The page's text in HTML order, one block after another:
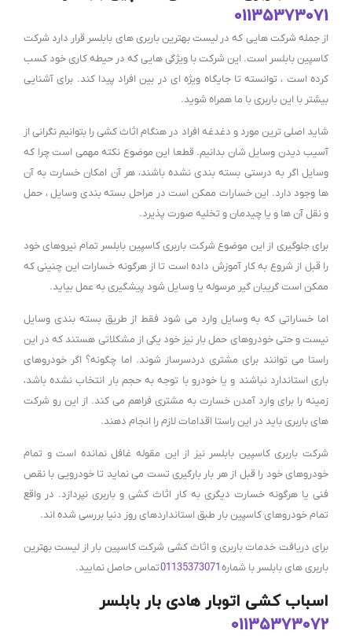
01135373071
از جمله شرکت هایی که در لیست بهترین باربری های بابلسر قرار دارد شرکت
کاسپین بابلسر است. این شرکت با ویژگی هایی که در حیطه کاری خود کسب
کرده است ، توانسته تا جایگاه ویژه ای در بین افراد پیدا کند. برای آشنایی
بیشتر با این باربری با ما همراه شوید.
شاید اصلی ترین مورد و دغدغه افراد در هنگام اثاث کشی را بتوانیم نگرانی از
آسیب دیدن وسایل شان بدانیم. قطعا این موضوع نکته مهمی است چرا که
وسایل اگر به درستی بسته بندی نشده باشند، هر آن امکان خسارت به آن
ها وجود دارد. این خسارات ممکن است در مراحل بسته بندی وسایل ، حمل
و نقل آن ها و یا چیدمان و تخلیه صورت پذیرد.
برای جلوگیری از این موضوع شرکت باربری کاسپین بابلسر تمام نیروهای خود
را قبل از شروع به کار آموزش داده است تا از هرگونه خسارات این چنینی که
ممکن است گریبان گیر مرسوله یا وسایل شود پیشگیری به عمل بیاید.
اما خساراتی که به وسایل وارد می شود فقط از طریق بسته بندی وسایل
نیست و حتی خودروهای حمل بار نیز خود یکی از مشکلاتی هستند که در این
راستا می توانند برای مشتری دردسرساز شوند. اما چگونه؟ اگر خودروهای
باری استاندارد نباشند و یا خودرو با توجه به حجم بار انتخاب نشده باشد،
زمینه را برای وارد آمدن خسارت به مشتری فراهم می کند. از این رو شرکت
های باربری باید در این راستا اقدامات لازم را انجام دهند.
شرکت باربری کاسپین بابلسر نیز از این مقوله غافل نمانده است و تمام
خودروهای خود را قبل از هر بار بارگیری تست می نماید تا خودرویی با نقص
فنی یا هرگونه خسارت دیگری به کار اثاث کشی و باربری نپردازد. در واقع
تمام خودروهای کاسپین بار طبق استانداردهای روز دنیا بررسی شده اند.
برای دریافت خدمات باربری و اثاث کشی شرکت کاسپین بار از لیست بهترین
باربری های بابلسر با شماره01135373071تماس حاصل نمایید.
اسباب کشی اتوبار هادی بار بابلسر
01135373072